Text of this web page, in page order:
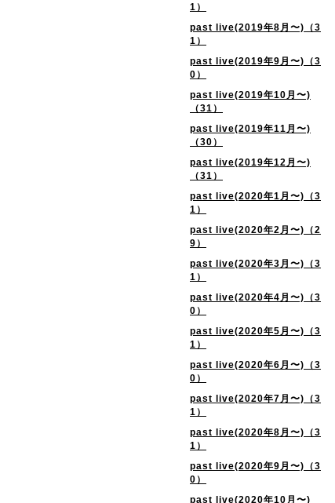
1）
past live(2019年8月〜)（3
1）
past live(2019年9月〜)（3
0）
past live(2019年10月〜)
（31）
past live(2019年11月〜)
（30）
past live(2019年12月〜)
（31）
past live(2020年1月〜)（3
1）
past live(2020年2月〜)（2
9）
past live(2020年3月〜)（3
1）
past live(2020年4月〜)（3
0）
past live(2020年5月〜)（3
1）
past live(2020年6月〜)（3
0）
past live(2020年7月〜)（3
1）
past live(2020年8月〜)（3
1）
past live(2020年9月〜)（3
0）
past live(2020年10月〜)